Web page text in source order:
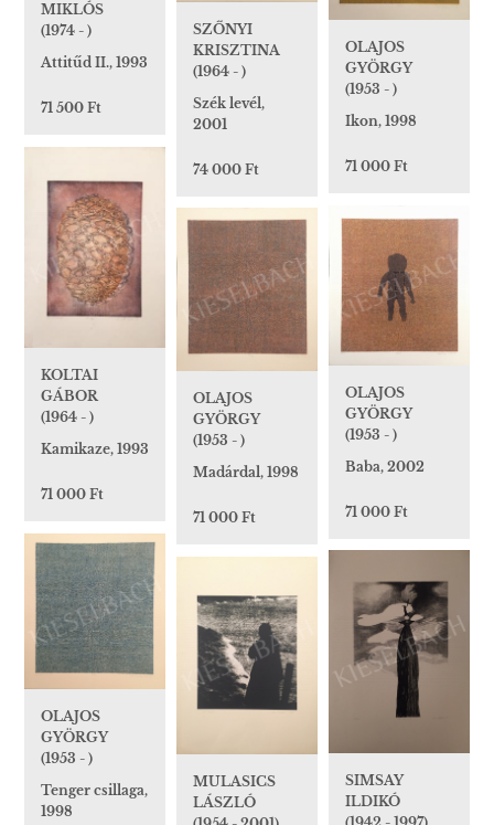
SZŐNYI
KRISZTINA
(1964 - )
Szék levél,
2001
74 000 Ft
MIKLÓS
(1974 - )
Attitűd II., 1993
71 500 Ft
OLAJOS
GYÖRGY
(1953 - )
Ikon, 1998
71 000 Ft
KOLTAI
GÁBOR
(1964 - )
Kamikaze, 1993
71 000 Ft
OLAJOS
GYÖRGY
(1953 - )
Baba, 2002
71 000 Ft
OLAJOS
GYÖRGY
(1953 - )
Madárdal, 1998
71 000 Ft
OLAJOS
GYÖRGY
(1953 - )
Tenger csillaga,
1998
SIMSAY
ILDIKÓ
MULASICS
LÁSZLÓ